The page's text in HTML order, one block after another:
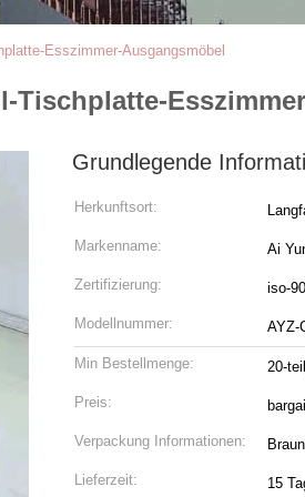
Esszimmer-Ausgangsmöbel
Grundlegende
Herkunftsort:
Markenname: Ai
Zertifizierung: iso-
Modellnummer: AYZ-
Min Bestellmenge: 20-
Preis:
Verpackung Informationen:
Lieferzeit: 15